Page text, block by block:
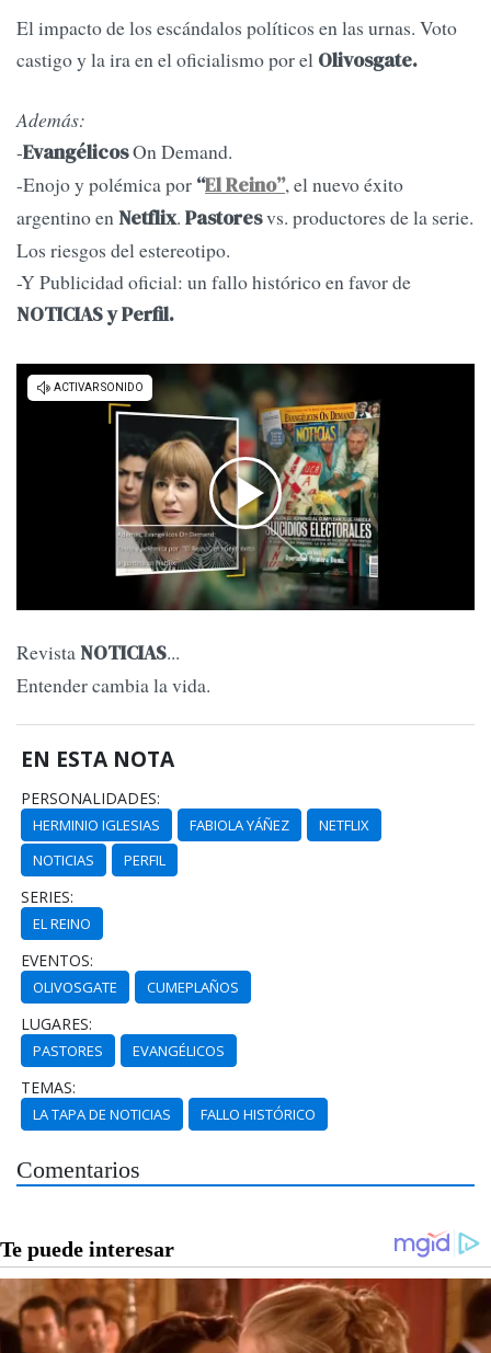
El impacto de los escándalos políticos en las urnas. Voto
castigo y la ira en el oficialismo por el Olivosgate.
Además:
-EvangélicosOn Demand.
-Enojo y polémica por “El Reino”, el nuevo éxito
argentino enNetflix. Pastoresvs. productores de la serie.
Los riesgos del estereotipo.
-Y Publicidad oficial: un fallo histórico en favor de
NOTICIAS y Perfil.
RevistaNOTICIAS...
Entender cambia la vida.
EN ESTA NOTA
PERSONALIDADES:
HERMINIO IGLESIAS FABIOLA YÁÑEZ
NETFLIX
NOTICIAS
PERFIL
SERIES:
EL REINO
EVENTOS:
OLIVOSGATE CUMEPLAÑOS
LUGARES:
PASTORES EVANGÉLICOS
TEMAS:
LA TAPA DE NOTICIAS FALLO HISTÓRICO
Comentarios